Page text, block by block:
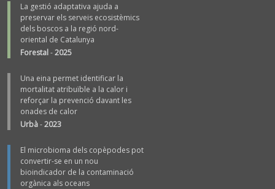
La gestió adaptativa ajuda a
preservar els serveis ecosistèmics
dels boscos a la regió nord-
oriental de Catalunya
Forestal-2025
Una eina permet identificar la
mortalitat atribuïble a la calor i
reforçar la prevenció davant les
onades de calor
Urbà-2023
El microbioma dels copèpodes pot
convertir-se en un nou
bioindicador de la contaminació
orgànica als oceans